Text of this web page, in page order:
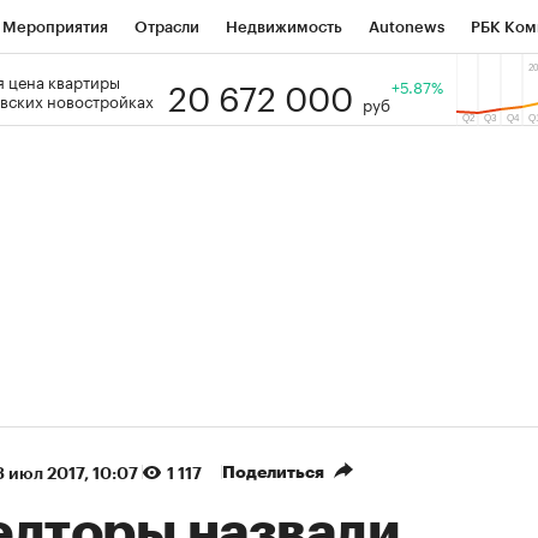
Мероприятия Отрасли Недвижимость Autonews РБК
РБК Образование Тренды
цена квартиры
новостройках
20 672 000 руб
+5.87%
июл 2017, 10:07 1 117 Поделиться